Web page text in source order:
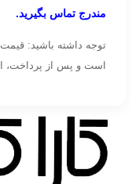
مندرج تماس بگیرید.
توجه داشته باشید:
است و پس از پرداخت،